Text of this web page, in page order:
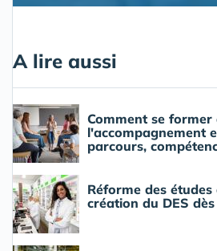
A lire aussi
Comment se former
l'accompagnement
parcours,
Réforme des
création du DES